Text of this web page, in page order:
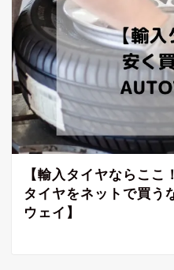
【輸入タイヤならこ
タイヤをネットで買う
ウェイ】